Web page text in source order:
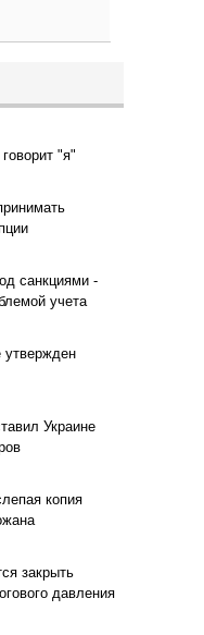
"я"
санкциями -
учета
Украине
копия
закрыть
давления